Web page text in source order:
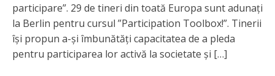
participare”. 29 de tineri din toată Europa sunt adunați
la Berlin pentru cursul ”Participation Toolbox!”. Tinerii
își propun a-și îmbunătăți capacitatea de a pleda
pentru participarea lor activă la societate și […]